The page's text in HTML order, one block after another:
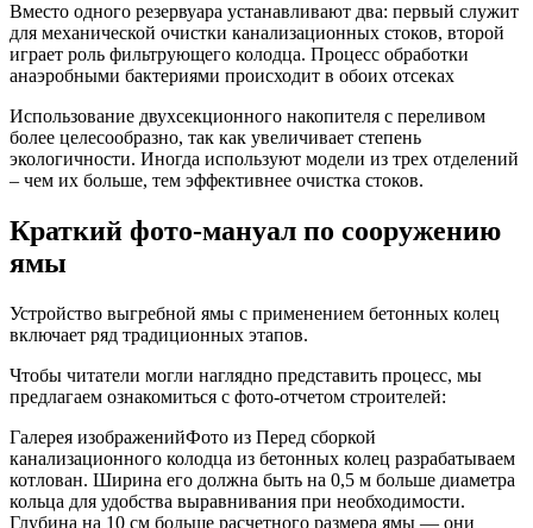
Вместо одного резервуара устанавливают два: первый служит
для механической очистки канализационных стоков, второй
играет роль фильтрующего колодца. Процесс обработки
анаэробными бактериями происходит в обоих отсеках
Использование двухсекционного накопителя с переливом
более целесообразно, так как увеличивает степень
экологичности. Иногда используют модели из трех отделений
– чем их больше, тем эффективнее очистка стоков.
Краткий фото-мануал по сооружению
ямы
Устройство выгребной ямы с применением бетонных колец
включает ряд традиционных этапов.
Чтобы читатели могли наглядно представить процесс, мы
предлагаем ознакомиться с фото-отчетом строителей:
Галерея изображенийФото из Перед сборкой
канализационного колодца из бетонных колец разрабатываем
котлован. Ширина его должна быть на 0,5 м больше диаметра
кольца для удобства выравнивания при необходимости.
Глубина на 10 см больше расчетного размера ямы — они